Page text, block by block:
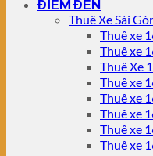
ĐIỂM ĐẾN
Thuê Xe Sài
Thuê xe
Thuê xe
Thuê Xe
Thuê xe
Thuê xe
Thuê xe
Thuê xe
Thuê xe